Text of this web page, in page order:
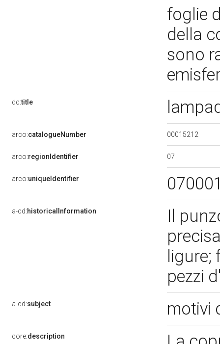
foglie
della
sono
dc:title
arco:catalogueNumber 00015212
arco:regionIdentifier 07
arco:uniqueIdentifier
a-cd:historicalInformation
Il
pezzi
a-cd:subject motivi
core:description